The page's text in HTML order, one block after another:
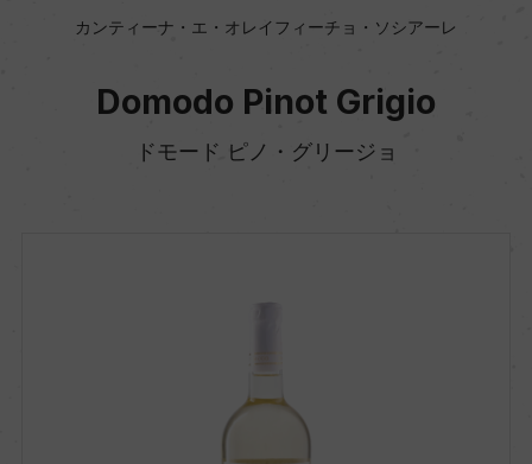
カンティーナ・エ・オレイフィーチョ・ソシアーレ
Domodo Pinot Grigio
ドモード ピノ・グリージョ